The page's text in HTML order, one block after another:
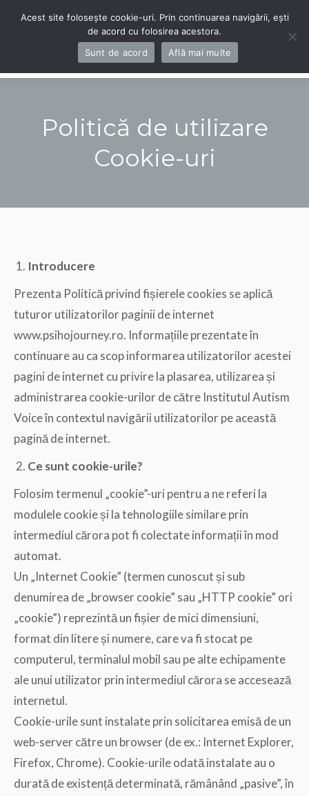
Navigation
Politică de utilizare
Cookie-uri
Introducere
Prezenta Politică privind fișierele cookies se aplică
tuturor utilizatorilor paginii de internet
www.psihojourney.ro. Informațiile prezentate în
continuare au ca scop informarea utilizatorilor acestei
pagini de internet cu privire la plasarea, utilizarea și
administrarea cookie-urilor de către Institutul Autism
Voice în contextul navigării utilizatorilor pe această
pagină de internet.
Ce sunt cookie-urile?
Folosim termenul „cookie”-uri pentru a ne referi la
modulele cookie și la tehnologiile similare prin
intermediul cărora pot fi colectate informații în mod
automat.
Un „Internet Cookie” (termen cunoscut și sub
denumirea de „browser cookie” sau „HTTP cookie” ori
„cookie”) reprezintă un fișier de mici dimensiuni,
format din litere și numere, care va fi stocat pe
computerul, terminalul mobil sau pe alte echipamente
ale unui utilizator prin intermediul cărora se accesează
internetul.
Cookie-urile sunt instalate prin solicitarea emisă de un
web-server către un browser (de ex.: Internet Explorer,
Firefox, Chrome). Cookie-urile odată instalate au o
durată de existență determinată, rămânând „pasive”, în
Acest site folosește cookie-uri. Prin continuarea navigării, ești
de acord cu folosirea acestora.
Sunt de acord
Află mai multe